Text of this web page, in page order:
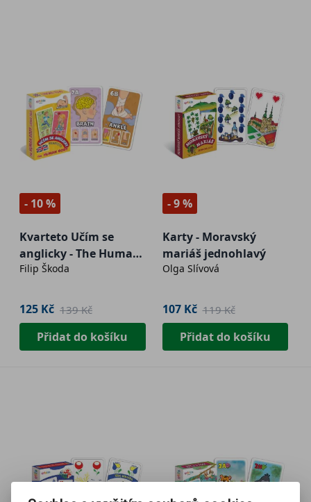
- 10 %
Kvarteto Učím se
anglicky - The Human
Body
Filip Škoda
125 Kč 139 Kč
Přidat do košíku
- 9 %
Karty - Moravský
mariáš jednohlavý
Olga Slívová
107 Kč 119 Kč
Přidat do košíku